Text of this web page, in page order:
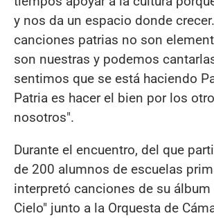
y nos da un espacio donde
canciones patrias no son
son nuestras y podemos
sentimos que se está haciendo
Patria es hacer el bien por los
nosotros".
Durante el encuentro, del que
de 200 alumnos de escuelas
interpretó canciones de su álbum
Cielo" junto a la Orquesta de